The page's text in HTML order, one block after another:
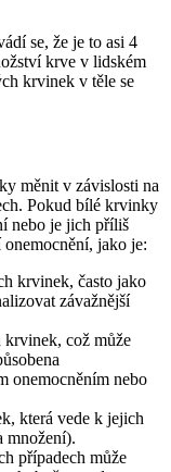
se, že je to asi 4
krve v lidském
krvinek v těle se
měnit v závislosti na
Pokud bílé krvinky
nebo je jich příliš
jako je:
krvinek, často jako
závažnější
krvinek, což může
onemocněním nebo
která vede k jejich
množení).
případech může